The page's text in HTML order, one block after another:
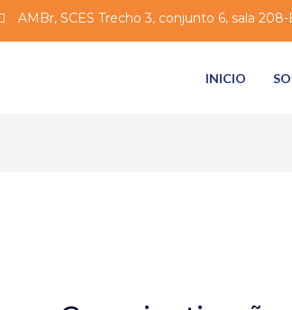
AMBr, SCES Trecho 3, conjunto 6, sala 208-
INICIO